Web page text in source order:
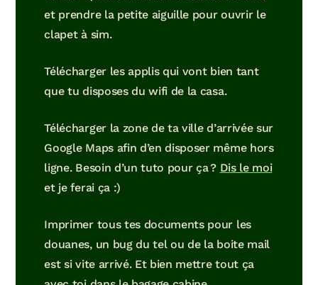
et prendre la petite aiguille pour ouvrir le
clapet à sim.
Télécharger les applis qui vont bien tant
que tu disposes du wifi de la casa.
Télécharger la zone de ta ville d’arrivée sur
Google Maps afin d’en disposer même hors
ligne. Besoin d’un tuto pour ça ? Dis le moi
et je ferai ça :)
Imprimer tous tes documents pour les
douanes, un bug du tel ou de la boite mail
est si vite arrivé. Et bien mettre tout ça